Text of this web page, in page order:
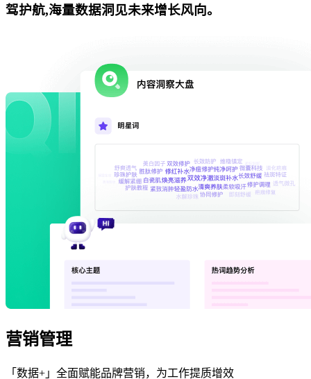
驾护航,海量数据洞见未来增长风向。
营销管理
「数据+」全面赋能品牌营销，为工作提质增效